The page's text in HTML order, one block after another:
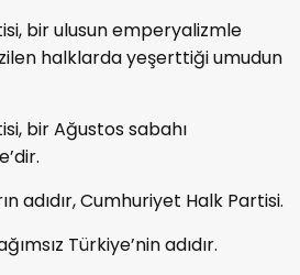
bir ulusun emperyalizmle
halklarda yeşerttiği umudun
bir Ağustos sabahı
adıdır, Cumhuriyet Halk Partisi.
Türkiye’nin adıdır.